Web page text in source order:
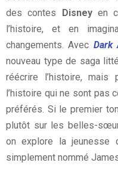
des contes Disneyen
l’histoire, et en
changements. Avec Dark
nouveau type de saga
réécrire l’histoire,
l’histoire qui ne sont pas
préférés. Si le premier
plutôt sur les belles-
on explore la jeunesse
simplement nommé